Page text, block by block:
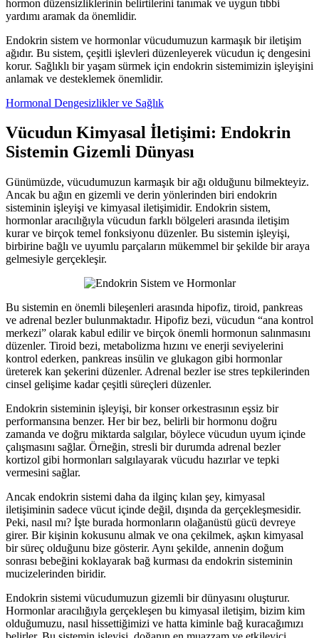
hormon düzensizliklerinin belirtilerini tanımak ve uygun tıbbi
yardımı aramak da önemlidir.
Endokrin sistem ve hormonlar vücudumuzun karmaşık bir iletişim
ağıdır. Bu sistem, çeşitli işlevleri düzenleyerek vücudun iç dengesini
korur. Sağlıklı bir yaşam sürmek için endokrin sistemimizin işleyişini
anlamak ve desteklemek önemlidir.
Hormonal Dengesizlikler ve Sağlık
Vücudun Kimyasal İletişimi: Endokrin
Sistemin Gizemli Dünyası
Günümüzde, vücudumuzun karmaşık bir ağı olduğunu bilmekteyiz.
Ancak bu ağın en gizemli ve derin yönlerinden biri endokrin
sisteminin işleyişi ve kimyasal iletişimidir. Endokrin sistem,
hormonlar aracılığıyla vücudun farklı bölgeleri arasında iletişim
kurar ve birçok temel fonksiyonu düzenler. Bu sistemin işleyişi,
birbirine bağlı ve uyumlu parçaların mükemmel bir şekilde bir araya
gelmesiyle gerçekleşir.
Bu sistemin en önemli bileşenleri arasında hipofiz, tiroid, pankreas
ve adrenal bezler bulunmaktadır. Hipofiz bezi, vücudun “ana kontrol
merkezi” olarak kabul edilir ve birçok önemli hormonun salınmasını
düzenler. Tiroid bezi, metabolizma hızını ve enerji seviyelerini
kontrol ederken, pankreas insülin ve glukagon gibi hormonlar
üreterek kan şekerini düzenler. Adrenal bezler ise stres tepkilerinden
cinsel gelişime kadar çeşitli süreçleri düzenler.
Endokrin sisteminin işleyişi, bir konser orkestrasının eşsiz bir
performansına benzer. Her bir bez, belirli bir hormonu doğru
zamanda ve doğru miktarda salgılar, böylece vücudun uyum içinde
çalışmasını sağlar. Örneğin, stresli bir durumda adrenal bezler
kortizol gibi hormonları salgılayarak vücudu hazırlar ve tepki
vermesini sağlar.
Ancak endokrin sistemi daha da ilginç kılan şey, kimyasal
iletişiminin sadece vücut içinde değil, dışında da gerçekleşmesidir.
Peki, nasıl mı? İşte burada hormonların olağanüstü gücü devreye
girer. Bir kişinin kokusunu almak ve ona çekilmek, aşkın kimyasal
bir süreç olduğunu bize gösterir. Aynı şekilde, annenin doğum
sonrası bebeğini koklayarak bağ kurması da endokrin sisteminin
mucizelerinden biridir.
Endokrin sistemi vücudumuzun gizemli bir dünyasını oluşturur.
Hormonlar aracılığıyla gerçekleşen bu kimyasal iletişim, bizim kim
olduğumuzu, nasıl hissettiğimizi ve hatta kiminle bağ kuracağımızı